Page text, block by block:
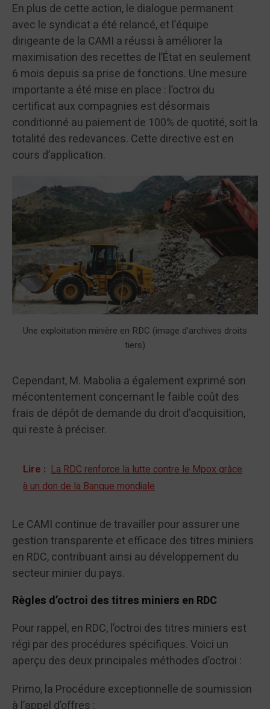
En plus de cette action, le dialogue permanent
avec le syndicat a été relancé, et l’équipe
dirigeante de la CAMI a réussi à améliorer la
maximisation des recettes de l’État en seulement
6 mois depuis sa prise de fonctions. Une mesure
importante a été mise en place : l’octroi du
certificat aux compagnies est désormais
conditionné au paiement de 100% de quotité, soit la
totalité des redevances. Cette directive est en
cours d’application.
Une exploitation minière en RDC (image d’archives droits
tiers)
Cependant, M. Mabolia a également exprimé son
mécontentement concernant le faible coût des
frais de dépôt de demande du droit d’acquisition,
qui reste à préciser.
Lire : La RDC renforce la lutte contre le Mpox grâce
à un don de la Banque mondiale
Le CAMI continue de travailler pour assurer une
gestion transparente et efficace des titres miniers
en RDC, contribuant ainsi au développement du
secteur minier du pays.
Règles d’octroi des titres miniers en RDC
Pour rappel, en RDC, l’octroi des titres miniers est
régi par des procédures spécifiques. Voici un
aperçu des deux principales méthodes d’octroi :
Primo, la Procédure exceptionnelle de soumission